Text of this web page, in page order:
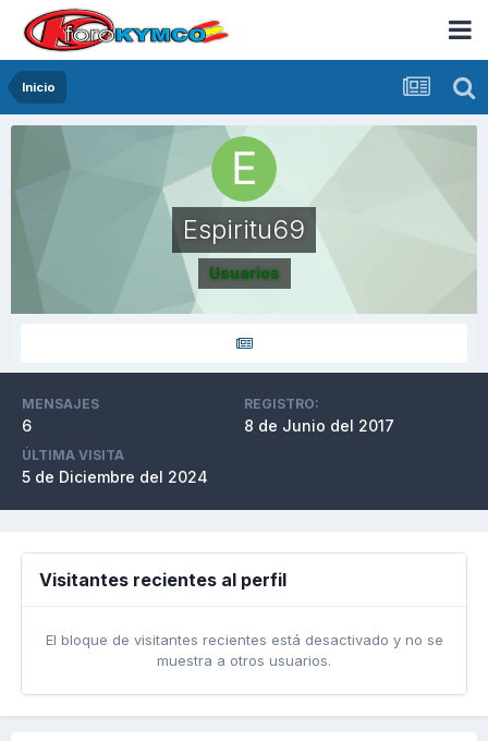
Inicio
Espiritu69
Usuarios
MENSAJES
6
REGISTRO:
8 de Junio del 2017
ÚLTIMA VISITA
5 de Diciembre del 2024
Visitantes recientes al perfil
El bloque de visitantes recientes está desactivado y no se
muestra a otros usuarios.